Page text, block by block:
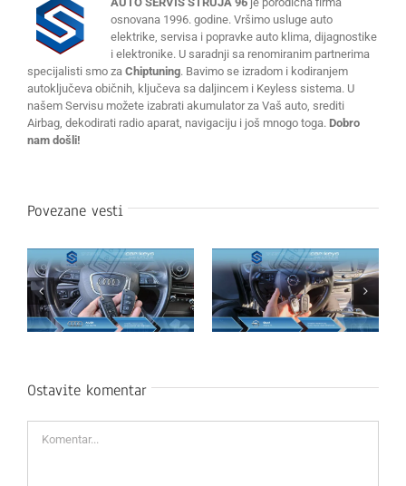
osnovana 1996. godine. Vršimo usluge auto
elektrike, servisa i popravke auto klima, dijagnostike
i elektronike. U saradnji sa renomiranim partnerima
specijalisti smo za Chiptuning. Bavimo se izradom i kodiranjem
autoključeva običnih, ključeva sa daljincem i Keyless sistema. U
našem Servisu možete izabrati akumulator za Vaš auto, srediti
Airbag, dekodirati radio aparat, navigaciju i još mnogo toga. Dobro
nam došli!
Povezane vesti
Ostavite komentar